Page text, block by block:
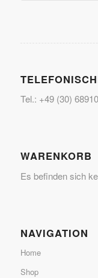
Tel.: +49 (30)
WARENKORB
Es befinden sich
NAVIGATION
Home
Shop